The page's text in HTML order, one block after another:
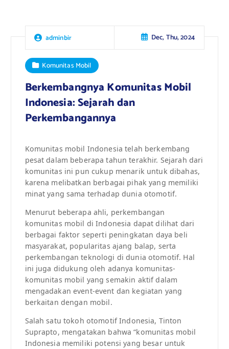
adminbir Dec, Thu, 2024
Komunitas Mobil
Berkembangnya Komunitas Mobil
Indonesia: Sejarah dan
Perkembangannya
Komunitas mobil Indonesia telah berkembang
pesat dalam beberapa tahun terakhir. Sejarah dari
komunitas ini pun cukup menarik untuk dibahas,
karena melibatkan berbagai pihak yang memiliki
minat yang sama terhadap dunia otomotif.
Menurut beberapa ahli, perkembangan
komunitas mobil di Indonesia dapat dilihat dari
berbagai faktor seperti peningkatan daya beli
masyarakat, popularitas ajang balap, serta
perkembangan teknologi di dunia otomotif. Hal
ini juga didukung oleh adanya komunitas-
komunitas mobil yang semakin aktif dalam
mengadakan event-event dan kegiatan yang
berkaitan dengan mobil.
Salah satu tokoh otomotif Indonesia, Tinton
Suprapto, mengatakan bahwa “komunitas mobil
Indonesia memiliki potensi yang besar untuk